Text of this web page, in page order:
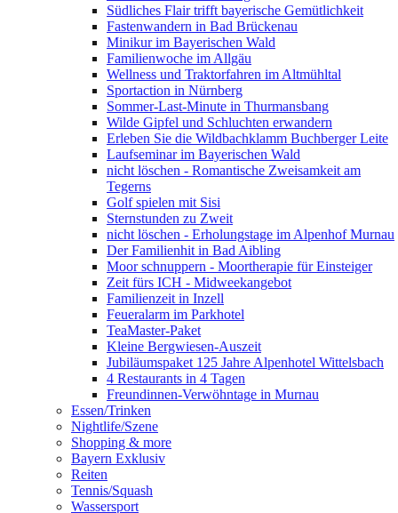
Südliches Flair trifft bayerische Gemütlichkeit
Fastenwandern in Bad Brückenau
Minikur im Bayerischen Wald
Familienwoche im Allgäu
Wellness und Traktorfahren im Altmühltal
Sportaction in Nürnberg
Sommer-Last-Minute in Thurmansbang
Wilde Gipfel und Schluchten erwandern
Erleben Sie die Wildbachklamm Buchberger Leite
Laufseminar im Bayerischen Wald
nicht löschen - Romantische Zweisamkeit am
Tegerns
Golf spielen mit Sisi
Sternstunden zu Zweit
nicht löschen - Erholungstage im Alpenhof Murnau
Der Familienhit in Bad Aibling
Moor schnuppern - Moortherapie für Einsteiger
Zeit fürs ICH - Midweekangebot
Familienzeit in Inzell
Feueralarm im Parkhotel
TeaMaster-Paket
Kleine Bergwiesen-Auszeit
Jubiläumspaket 125 Jahre Alpenhotel Wittelsbach
4 Restaurants in 4 Tagen
Freundinnen-Verwöhntage in Murnau
Essen/Trinken
Nightlife/Szene
Shopping & more
Bayern Exklusiv
Reiten
Tennis/Squash
Wassersport